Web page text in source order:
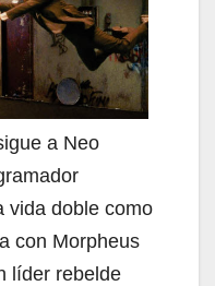
a Neo
vida doble como
con Morpheus
líder rebelde